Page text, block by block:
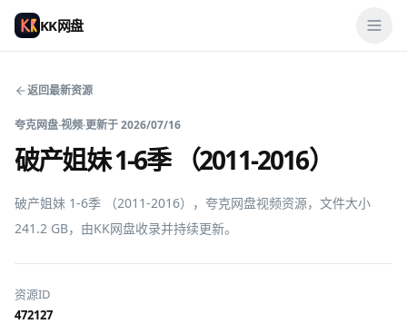
KK网盘
返回最新资源
夸克网盘·视频·更新于2026/07/16
破产姐妹 1-6季 （2011-2016）
破产姐妹 1-6季 （2011-2016），夸克网盘视频资源，文件大小
241.2 GB，由KK网盘收录并持续更新。
资源ID
472127